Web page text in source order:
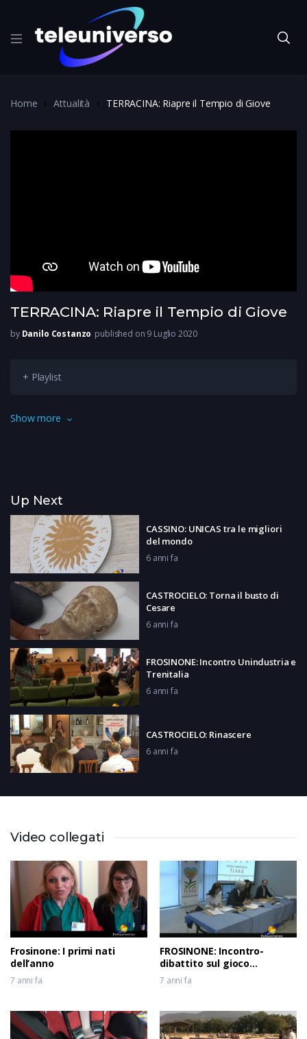
Home Attualità TERRACINA: Riapre il Tempio di Giove
TERRACINA: Riapre il Tempio di Giove
by Danilo Costanzo published on 9 Luglio 2020
+ Playlist
Dopo la chiusura forzata dovuta all’emergenza sanitaria,
Show more
Up Next
CASSINO: UNICAS tra le migliori
del mondo
6 anni fa
CASTROCIELO: Torna il busto di
Cesare
6 anni fa
FROSINONE: Incontro Unindustria e
Trenitalia
6 anni fa
CASTROCIELO: Rinascere
6 anni fa
ATINA: Armonicista ricorda
AQUINO: Test Sierologici a
dipendenti comunali
Video collegati
Frosinone: I primi nati
dell’anno
7 anni fa
FROSINONE: Incontro-
dibattito sul gioco
d’azzardo
7 anni fa